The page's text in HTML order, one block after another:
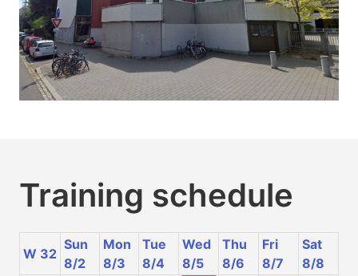
Training schedule
W 32
Sun
8/2
Mon
8/3
Tue
8/4
Wed
8/5
Thu
8/6
Fri
8/7
Sat
8/8